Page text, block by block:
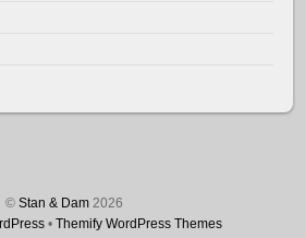
© Stan & Dam2026
• Themify WordPress Themes